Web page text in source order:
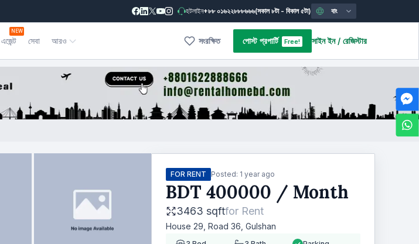
হটলাইন+৮৮ ০১৬২২৮৮৮৬৬৬(সকাল ৮টা - বিকাল ৫টা) বাং
এজেন্ট
NEW
সেবা আরও সংরক্ষিত পোস্ট প্রপার্টি Free! সাইন ইন / রেজিস্টার
FOR RENT Posted: 1 year ago
BDT 400000 / Month
3463 sqftfor Rent
House 29, Road 36, Gulshan